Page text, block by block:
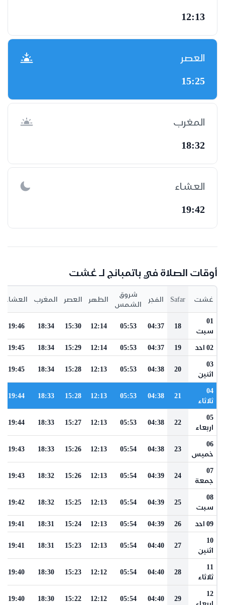
12:13
العصر
15:25
المغرب
18:32
العشاء
19:42
أوقات الصلاة في باتمبانج لـ غشت
غشت Safar الفجر
شروق
الشمس
الظهر العصر المغرب العشاء
01
سبت
18
04:37
05:53
12:14
15:30
18:34
19:46
02 احد 19
04:37
05:53
12:14
15:29
18:34
19:45
03
اثنين
20
04:38
05:53
12:13
15:28
18:34
19:45
04
ثلاثاء
21
04:38
05:53
12:13
15:28
18:33
19:44
05
اربعاء
22
04:38
05:53
12:13
15:27
18:33
19:44
06
خميس
23
04:38
05:54
12:13
15:26
18:33
19:43
07
جمعة
24
04:39
05:54
12:13
15:26
18:32
19:43
08
سبت
25
04:39
05:54
12:13
15:25
18:32
19:42
09 احد 26
04:39
05:54
12:13
15:24
18:31
19:41
10
اثنين
27
04:40
05:54
12:13
15:23
18:31
19:41
11
ثلاثاء
28
04:40
05:54
12:12
15:23
18:30
19:40
12
اربعاء
29
04:40
05:54
12:12
15:22
18:30
19:40